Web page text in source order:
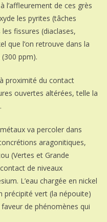
l’affleurement de ces grès
les pyrites (tâches
fissures (diaclases,
que l’on retrouve dans la
ppm).
proximité du contact
ouvertes altérées, telle la
va percoler dans
aragonitiques,
(Vertes et Grande
de niveaux
L’eau chargée en nickel
précipité vert (la népouite)
de phénomènes qui